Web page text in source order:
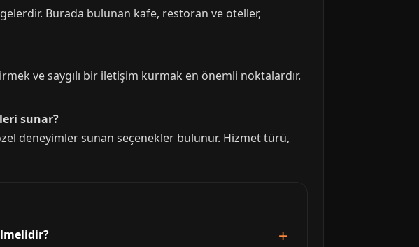
Burada bulunan kafe, restoran ve oteller,
ve saygılı bir iletişim kurmak en önemli noktalardır.
sunar?
deneyimler sunan seçenekler bulunur. Hizmet türü,